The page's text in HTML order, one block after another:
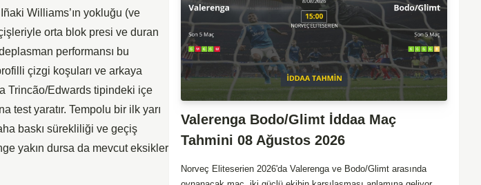
decrease
Williams’ın yokluğu (ve
orta blok presi ve duran
performansı bu
çizgi koşuları ve arkaya
Trincão/Edwards tipindeki içe
test yaratır. Tempolu bir ilk yarı
baskı sürekliliği ve geçiş
yakın dursa da mevcut eksikler
Valerenga Bodo/Glimt İddaa Maç
Tahmini 08 Ağustos 2026
Norveç Eliteserien 2026'da Valerenga ve Bodo/Glimt arasında